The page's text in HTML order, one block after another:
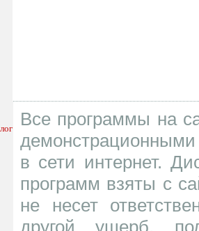
Все программы на
в сети интернет.
программ взяты с
не несет
другой ущерб,